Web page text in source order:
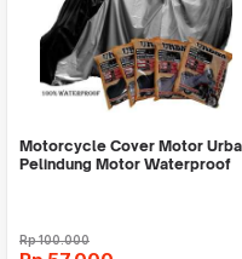
Motorcycle Cover Motor
Pelindung Motor Waterproof
Rp100.000